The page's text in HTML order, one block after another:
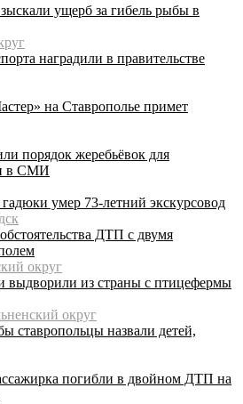
ущерб за гибель рыбы в
наградили в правительстве
на Ставрополье примет
порядок жеребьёвок для
в СМИ
умер 73-летний экскурсовод
ДТП с двумя
округ
выдворили из страны с птицефермы
округ
ставропольцы назвали детей,
погибли в двойном ДТП на